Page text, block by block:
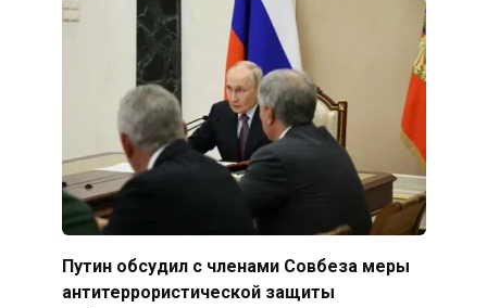
Путин обсудил с членами Совбеза меры
антитеррористической защиты